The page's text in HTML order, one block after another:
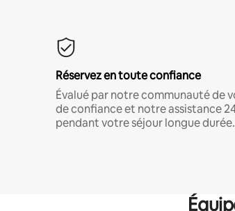
Réservez en toute confiance
Évalué par notre communauté de
de confiance et notre assistance
pendant votre séjour longue durée.